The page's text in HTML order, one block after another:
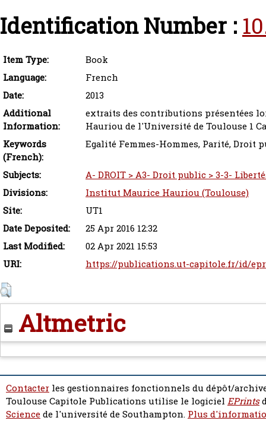
Identification Number :
Item Type:
Book
Language:
French
Date:
2013
Additional
Information:
extraits des contributions présentées
Hauriou de l'Université de Toulouse 1
Keywords
(French):
Egalité Femmes-Hommes, Parité, Droit
Subjects:
A- DROIT > A3- Droit public > 3-3-
Divisions:
Institut Maurice Hauriou (Toulouse)
Site:
UT1
Date Deposited:
25 Apr 2016 12:32
Last Modified:
02 Apr 2021 15:53
URI:
https://publications.ut-capitole.fr/id/
Altmetric
Contacter les gestionnaires fonctionnels du dépôt/
Toulouse Capitole Publications utilise le logiciel EPrints
Sciencede l'université de Southampton. Plus